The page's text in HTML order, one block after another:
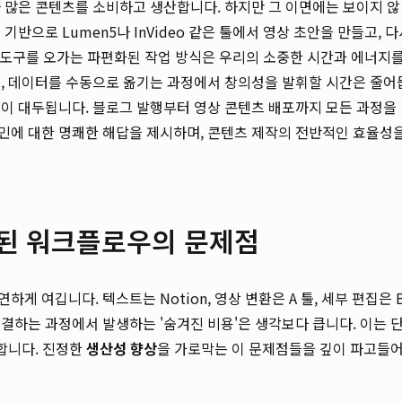
은 콘텐츠를 소비하고 생산합니다. 하지만 그 이면에는 보이지 않
반으로 Lumen5나 InVideo 같은 툴에서 영상 초안을 만들고, 다
를 오가는 파편화된 작업 방식은 우리의 소중한 시간과 에너지
이터를 수동으로 옮기는 과정에서 창의성을 발휘할 시간은 줄어
대두됩니다. 블로그 발행부터 영상 콘텐츠 배포까지 모든 과정을
에 대한 명쾌한 해답을 제시하며, 콘텐츠 제작의 전반적인 효율성
워크플로우의 문제점
하게 여깁니다. 텍스트는 Notion, 영상 변환은 A 툴, 세부 편집은
하는 과정에서 발생하는 '숨겨진 비용'은 생각보다 큽니다. 이는
니다. 진정한생산성 향상을 가로막는 이 문제점들을 깊이 파고들어